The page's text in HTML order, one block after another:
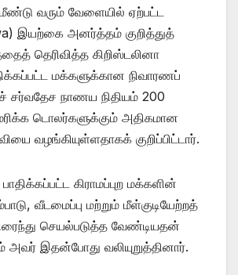
வரும் வேளையில் ஏற்பட்ட
இயற்கை அனர்த்தம் குறித்துத்
தெரிவித்த கிறிஸ்டலினா
மக்களுக்கான நிவாரணப்
சர்வதேச நாணய நிதியம் 200
டொலர்களுக்கும் அதிகமான
வழங்கியுள்ளதாகக் குறிப்பிட்டார்.
கிராமப்புற மக்களின்
வீடமைப்பு மற்றும் மீள்குடியேற்றத்
செயல்படுத்த வேண்டியதன்
அவர் இதன்போது வலியுறுத்தினார்.